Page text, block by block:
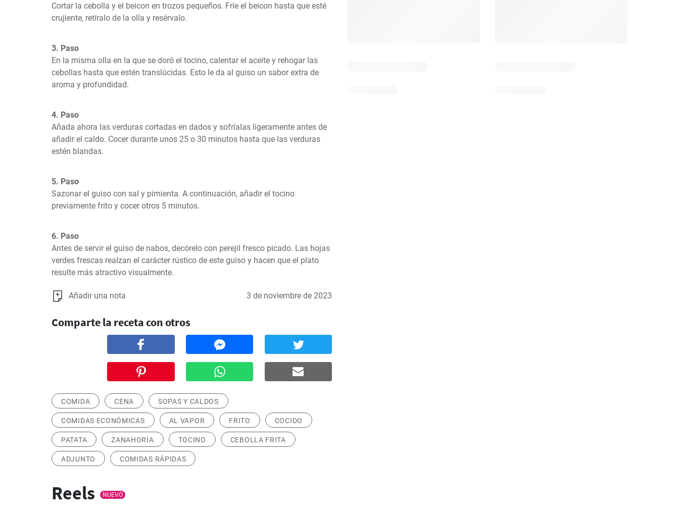
Cortar la cebolla y el beicon en trozos pequeños. Fríe el beicon hasta que esté
crujiente, retíralo de la olla y resérvalo.
3. Paso
En la misma olla en la que se doró el tocino, calentar el aceite y rehogar las
cebollas hasta que estén translúcidas. Esto le da al guiso un sabor extra de
aroma y profundidad.
4. Paso
Añada ahora las verduras cortadas en dados y sofríalas ligeramente antes de
añadir el caldo. Cocer durante unos 25 o 30 minutos hasta que las verduras
estén blandas.
5. Paso
Sazonar el guiso con sal y pimienta. A continuación, añadir el tocino
previamente frito y cocer otros 5 minutos.
6. Paso
Antes de servir el guiso de nabos, decórelo con perejil fresco picado. Las hojas
verdes frescas realzan el carácter rústico de este guiso y hacen que el plato
resulte más atractivo visualmente.
Añadir una nota 3 de noviembre de 2023
Comparte la receta con otros
COMIDA CENA SOPAS Y CALDOS
COMIDAS ECONÓMICAS AL VAPOR FRITO COCIDO
PATATA ZANAHORIA TOCINO CEBOLLA FRITA
ADJUNTO COMIDAS RÁPIDAS
Reels NUEVO